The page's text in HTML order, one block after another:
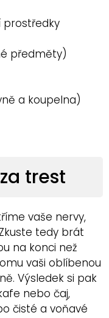
prostředky
předměty)
a koupelna)
trest
vaše nervy,
tedy brát
na konci než
vaši oblíbenou
Výsledek si pak
nebo čaj,
čisté a voňavé